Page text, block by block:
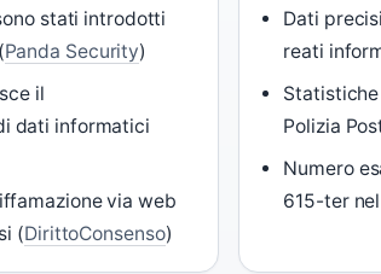
stati introdotti
Panda Security)
il
dati informatici
via web
(DirittoConsenso)
Dati
reati
Polizia
Numero
615-ter